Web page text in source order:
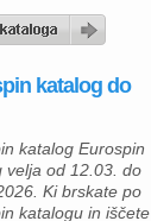
odlične akcije
velikonočne
Že na začetku
dimljeni
losos (300 g) po
6,69 €, ki je
pripravo
predjedi – na
na […]
katalog do
katalog Eurospin
velja od 12.03. do
Ki brskate po
katalogu in iščete